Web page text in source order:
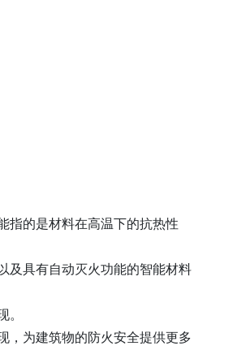
指的是材料在高温下的抗热性
及具有自动灭火功能的智能材料
，为建筑物的防火安全提供更多